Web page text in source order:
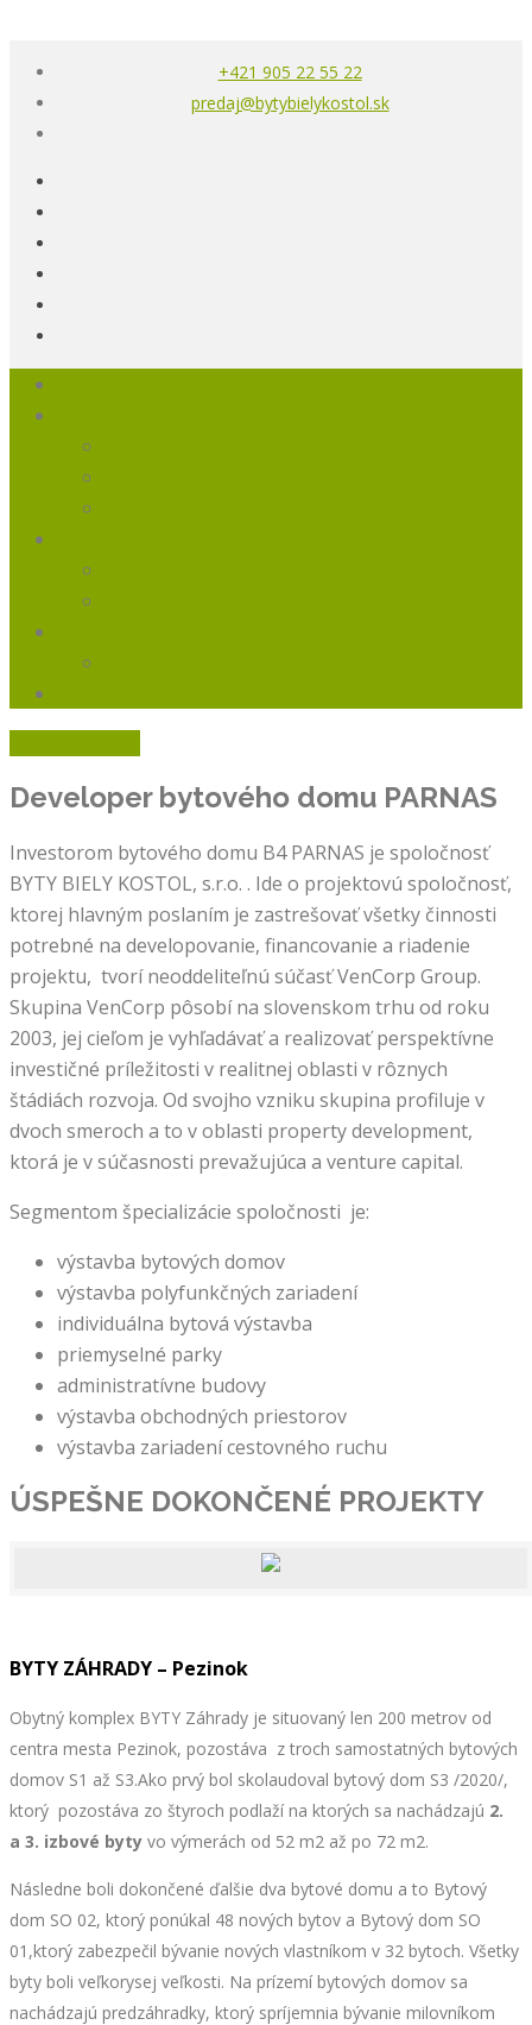
+421 905 22 55 22
predaj@bytybielykostol.sk
Developer bytového domu PARNAS
Investorom bytového domu B4 PARNAS je spoločnosť
BYTY BIELY KOSTOL, s.r.o. . Ide o projektovú spoločnosť,
ktorej hlavným poslaním je zastrešovať všetky činnosti
potrebné na developovanie, financovanie a riadenie
projektu, tvorí neoddeliteľnú súčasť VenCorp Group.
Skupina VenCorp pôsobí na slovenskom trhu od roku
2003, jej cieľom je vyhľadávať a realizovať perspektívne
investičné príležitosti v realitnej oblasti v rôznych
štádiách rozvoja. Od svojho vzniku skupina profiluje v
dvoch smeroch a to v oblasti property development,
ktorá je v súčasnosti prevažujúca a venture capital.
Segmentom špecializácie spoločnosti je:
výstavba bytových domov
výstavba polyfunkčných zariadení
individuálna bytová výstavba
priemyselné parky
administratívne budovy
výstavba obchodných priestorov
výstavba zariadení cestovného ruchu
ÚSPEŠNE DOKONČENÉ PROJEKTY
BYTY ZÁHRADY – Pezinok
Obytný komplex BYTY Záhrady je situovaný len 200 metrov od
centra mesta Pezinok, pozostáva z troch samostatných bytových
domov S1 až S3.Ako prvý bol skolaudoval bytový dom S3 /2020/,
ktorý pozostáva zo štyroch podlaží na ktorých sa nachádzajú 2.
a 3. izbové byty vo výmerách od 52 m2 až po 72 m2.
Následne boli dokončené ďalšie dva bytové domu a to Bytový
dom SO 02, ktorý ponúkal 48 nových bytov a Bytový dom SO
01,ktorý zabezpečil bývanie nových vlastníkom v 32 bytoch. Všetky
byty boli veľkorysej veľkosti. Na prízemí bytových domov sa
nachádzajú predzáhradky, ktorý spríjemnia bývanie milovníkom